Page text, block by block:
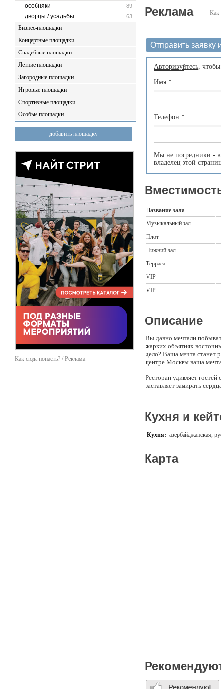
89
особняки
63
дворцы / усадьбы
Бизнес-площадки
Концертные площадки
Свадебные площадки
Летние площадки
Загородные площадки
Игровые площадки
Спортивные площадки
Особые площадки
добавить площадку
Как сюда попасть? / Реклама
Как
Реклама
Отправить заявку
Авторизуйтесь,
Имя *
Телефон *
Мы не посредники -
владелец этой
Название зала
Музыкальный зал
Плот
Нижний зал
Терраса
VIP
VIP
Описание
Вы давно мечтали
жарких объятиях
дело? Ваша мечта станет
центре Москвы ваша
Ресторан удивляет
заставляет замирать
гостеприимства. К вашим
плот, нижний зал и VIP-
близких, провести
Наше меню - это
Кухня и
Кухня: азербайджанская,
Карта